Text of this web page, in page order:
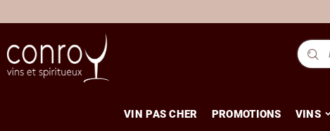
VIN PAS CHER PROMOTIONS VINS